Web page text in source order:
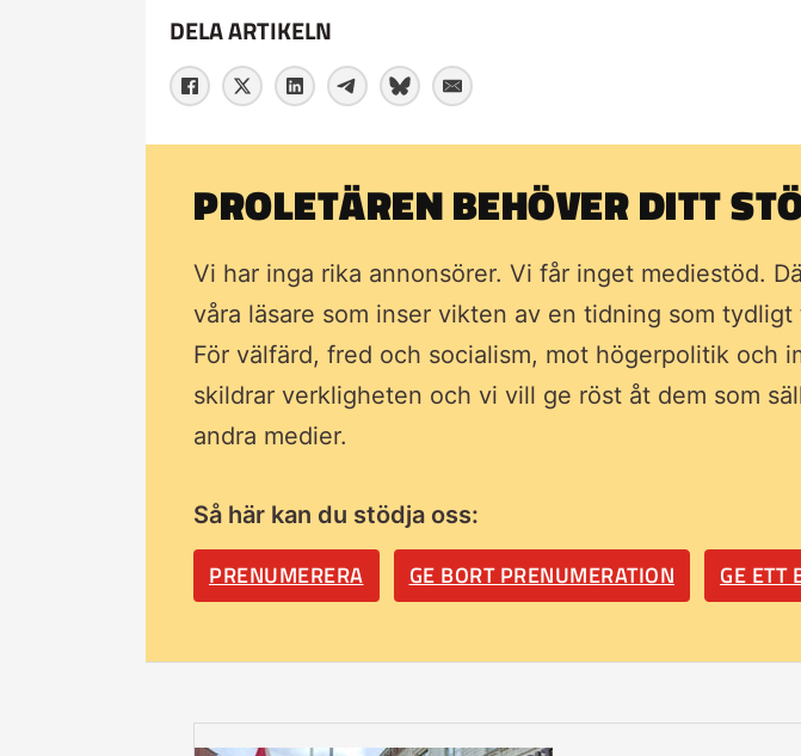
DELA ARTIKELN
PROLETÄREN BEHÖVER DITT
Vi har inga rika annonsörer. Vi får inget mediestöd.
våra läsare som inser vikten av en tidning som tydligt
För välfärd, fred och socialism, mot högerpolitik och
skildrar verkligheten och vi vill ge röst åt dem som
andra medier.
Så här kan du stödja oss:
PRENUMERERA GE BORT PRENUMERATION GE ETT